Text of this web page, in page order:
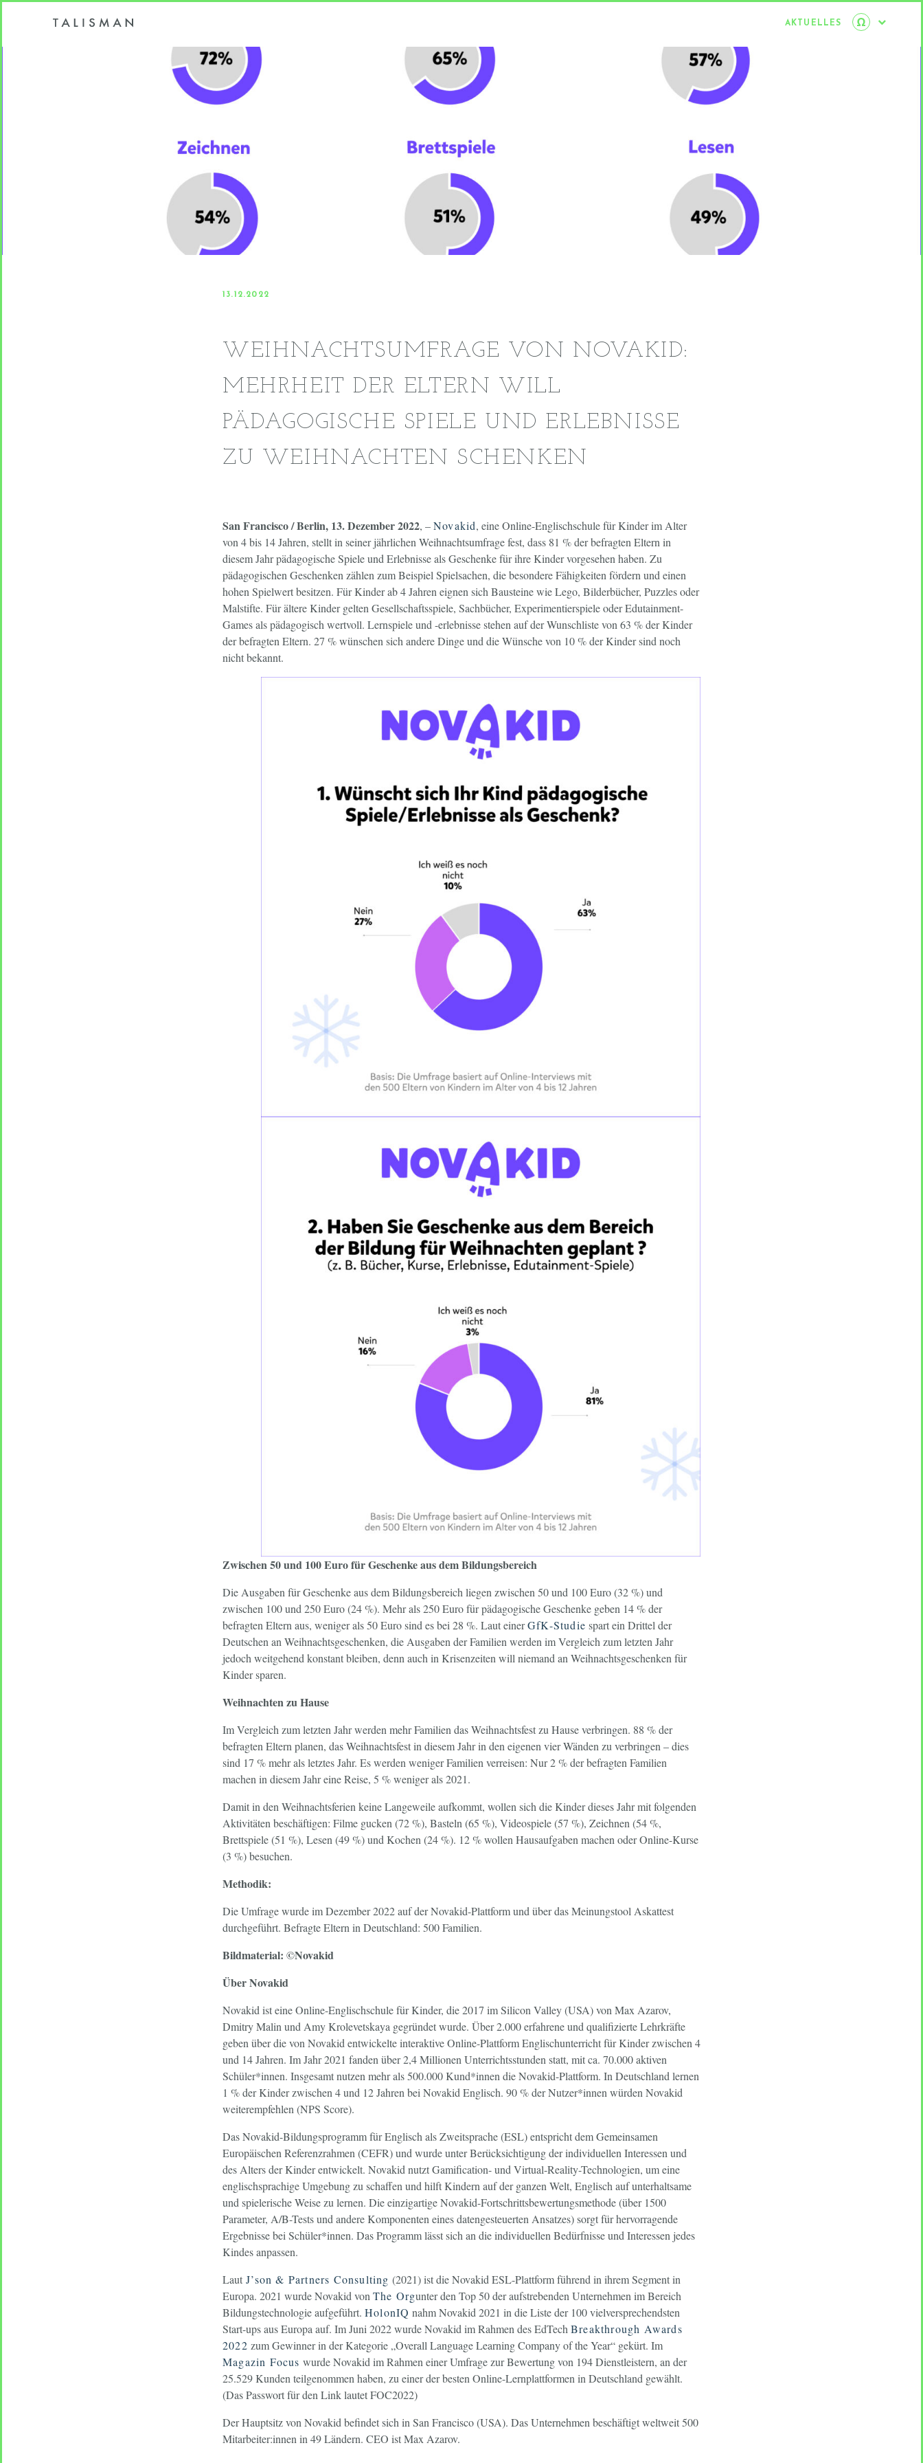
AKTUELLES
13.12.2022
WEIHNACHTSUMFRAGE VON NOVAKID:
MEHRHEIT DER ELTERN WILL
PÄDAGOGISCHE SPIELE UND ERLEBNISSE
ZU WEIHNACHTEN SCHENKEN
San Francisco / Berlin, 13. Dezember 2022, –Novakid, eine Online-Englischschule für Kinder im Alter
von 4 bis 14 Jahren, stellt in seiner jährlichen Weihnachtsumfrage fest, dass 81 % der befragten Eltern in
diesem Jahr pädagogische Spiele und Erlebnisse als Geschenke für ihre Kinder vorgesehen haben. Zu
pädagogischen Geschenken zählen zum Beispiel Spielsachen, die besondere Fähigkeiten fördern und einen
hohen Spielwert besitzen. Für Kinder ab 4 Jahren eignen sich Bausteine wie Lego, Bilderbücher, Puzzles oder
Malstifte. Für ältere Kinder gelten Gesellschaftsspiele, Sachbücher, Experimentierspiele oder Edutainment-
Games als pädagogisch wertvoll. Lernspiele und -erlebnisse stehen auf der Wunschliste von 63 % der Kinder
der befragten Eltern. 27 % wünschen sich andere Dinge und die Wünsche von 10 % der Kinder sind noch
nicht bekannt.
Zwischen 50 und 100 Euro für Geschenke aus dem Bildungsbereich
Die Ausgaben für Geschenke aus dem Bildungsbereich liegen zwischen 50 und 100 Euro (32 %) und
zwischen 100 und 250 Euro (24 %). Mehr als 250 Euro für pädagogische Geschenke geben 14 % der
befragten Eltern aus, weniger als 50 Euro sind es bei 28 %. Laut einerGfK-Studie spart ein Drittel der
Deutschen an Weihnachtsgeschenken, die Ausgaben der Familien werden im Vergleich zum letzten Jahr
jedoch weitgehend konstant bleiben, denn auch in Krisenzeiten will niemand an Weihnachtsgeschenken für
Kinder sparen.
Weihnachten zu Hause
Im Vergleich zum letzten Jahr werden mehr Familien das Weihnachtsfest zu Hause verbringen. 88 % der
befragten Eltern planen, das Weihnachtsfest in diesem Jahr in den eigenen vier Wänden zu verbringen – dies
sind 17 % mehr als letztes Jahr. Es werden weniger Familien verreisen: Nur 2 % der befragten Familien
machen in diesem Jahr eine Reise, 5 % weniger als 2021.
Damit in den Weihnachtsferien keine Langeweile aufkommt, wollen sich die Kinder dieses Jahr mit folgenden
Aktivitäten beschäftigen: Filme gucken (72 %), Basteln (65 %), Videospiele (57 %), Zeichnen (54 %,
Brettspiele (51 %), Lesen (49 %) und Kochen (24 %). 12 % wollen Hausaufgaben machen oder Online-Kurse
(3 %) besuchen.
Methodik:
Die Umfrage wurde im Dezember 2022 auf der Novakid-Plattform und über das Meinungstool Askattest
durchgeführt. Befragte Eltern in Deutschland: 500 Familien.
Bildmaterial: ©Novakid
Über Novakid
Novakid ist eine Online-Englischschule für Kinder, die 2017 im Silicon Valley (USA) von Max Azarov,
Dmitry Malin und Amy Krolevetskaya gegründet wurde. Über 2.000 erfahrene und qualifizierte Lehrkräfte
geben über die von Novakid entwickelte interaktive Online-Plattform Englischunterricht für Kinder zwischen 4
und 14 Jahren. Im Jahr 2021 fanden über 2,4 Millionen Unterrichtsstunden statt, mit ca. 70.000 aktiven
Schüler*innen. Insgesamt nutzen mehr als 500.000 Kund*innen die Novakid-Plattform. In Deutschland lernen
1 % der Kinder zwischen 4 und 12 Jahren bei Novakid Englisch. 90 % der Nutzer*innen würden Novakid
weiterempfehlen (NPS Score).
Das Novakid-Bildungsprogramm für Englisch als Zweitsprache (ESL) entspricht dem Gemeinsamen
Europäischen Referenzrahmen (CEFR) und wurde unter Berücksichtigung der individuellen Interessen und
des Alters der Kinder entwickelt. Novakid nutzt Gamification- und Virtual-Reality-Technologien, um eine
englischsprachige Umgebung zu schaffen und hilft Kindern auf der ganzen Welt, Englisch auf unterhaltsame
und spielerische Weise zu lernen. Die einzigartige Novakid-Fortschrittsbewertungsmethode (über 1500
Parameter, A/B-Tests und andere Komponenten eines datengesteuerten Ansatzes) sorgt für hervorragende
Ergebnisse bei Schüler*innen. Das Programm lässt sich an die individuellen Bedürfnisse und Interessen jedes
Kindes anpassen.
LautJ’son & Partners Consulting (2021) ist die Novakid ESL-Plattform führend in ihrem Segment in
Europa. 2021 wurde Novakid vonThe Orgunter den Top 50 der aufstrebenden Unternehmen im Bereich
Bildungstechnologie aufgeführt. HolonIQ nahm Novakid 2021 in die Liste der 100 vielversprechendsten
Start-ups aus Europa auf. Im Juni 2022 wurde Novakid im Rahmen des EdTechBreakthrough Awards
2022 zum Gewinner in der Kategorie „Overall Language Learning Company of the Year“ gekürt. Im
Magazin Focus wurde Novakid im Rahmen einer Umfrage zur Bewertung von 194 Dienstleistern, an der
25.529 Kunden teilgenommen haben, zu einer der besten Online-Lernplattformen in Deutschland gewählt.
(Das Passwort für den Link lautet FOC2022)
Der Hauptsitz von Novakid befindet sich in San Francisco (USA). Das Unternehmen beschäftigt weltweit 500
Mitarbeiter:innen in 49 Ländern. CEO ist Max Azarov.